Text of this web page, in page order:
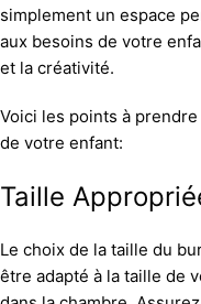
simplement un espace
aux besoins de votre
et la créativité.
Voici les points à
de votre enfant:
Taille
Le choix de la taille du
être adapté à la taille de